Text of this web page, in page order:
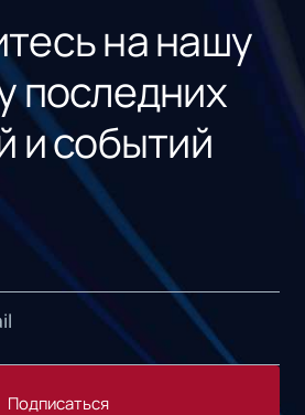
на нашу
последних
и событий
Подписаться